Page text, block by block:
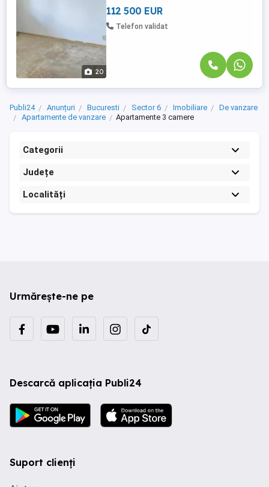
20
1970, are regim de inaltime ...
112 500 EUR
Telefon validat
Publi24 Anunțuri Bucuresti Sector 6 Imobiliare
De vanzare
Apartamente de vanzare
Apartamente 3 camere
Categorii
Județe
Localități
Urmărește-ne pe
Descarcă aplicația Publi24
Suport clienți